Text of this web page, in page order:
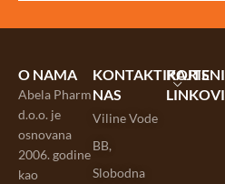
O NAMA
Abela Pharm
d.o.o. je
osnovana
2006. godine
kao
KONTAKTIRAJTE
NAS
Viline Vode
BB,
Slobodna
KORISNI
LINKOVI